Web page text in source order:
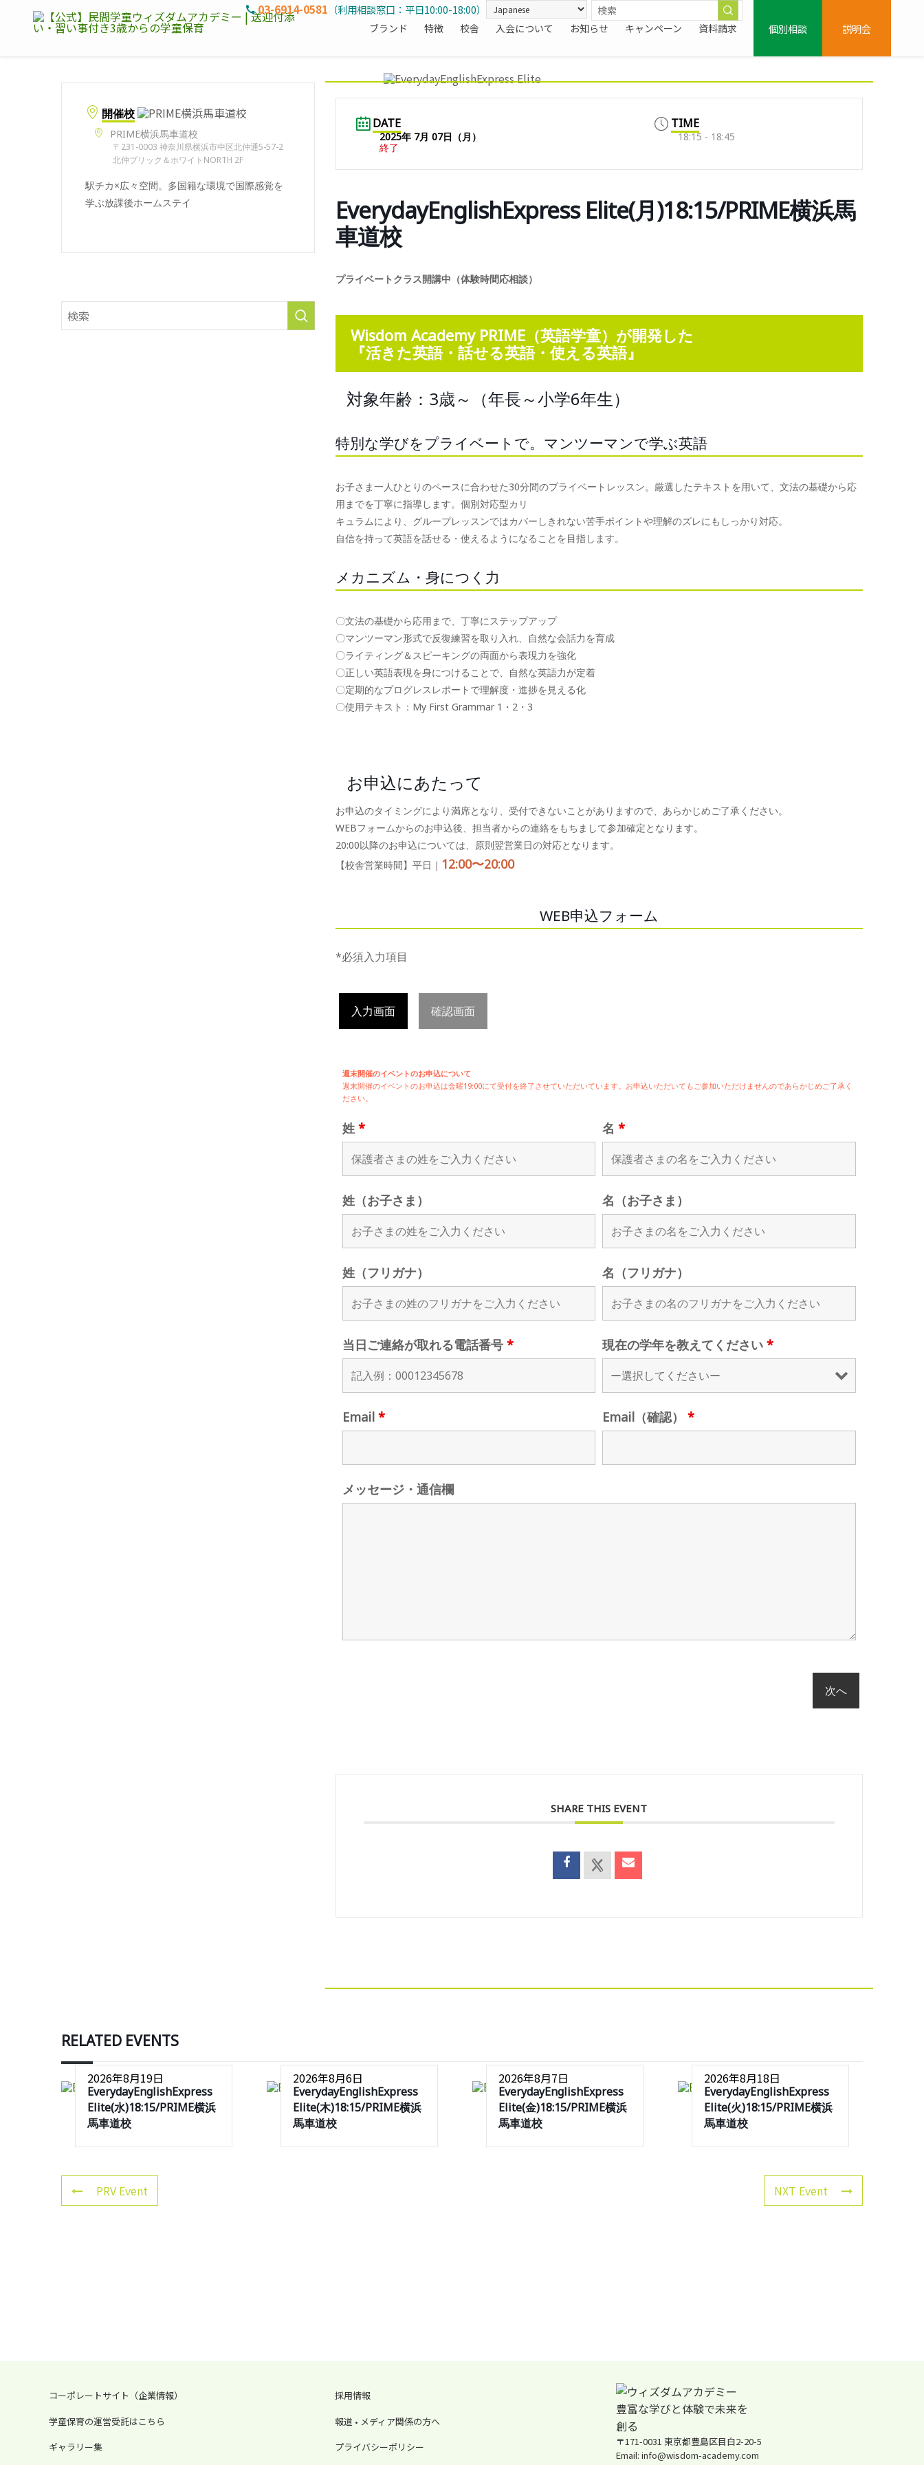
ブランド 特徴 校舎 入会について お知らせ キャンペーン 資料請求
03-6914-0581 （利用相談窓口：平日10:00-18:00）
個別相談
説明会
開催校
PRIME横浜馬車道校
〒231-0003 神奈川県横浜市中区北仲通5-57-2
北仲ブリック＆ホワイトNORTH 2F
駅チカ×広々空間。多国籍な環境で国際感覚を
学ぶ放課後ホームステイ
DATE
2025年 7月 07日（月）
終了
TIME
18:15 - 18:45
EverydayEnglishExpress Elite(月)18:15/PRIME横浜馬
車道校
プライベートクラス開講中（体験時間応相談）
Wisdom Academy PRIME（英語学童）が開発した
『活きた英語・話せる英語・使える英語』
対象年齢：3歳～（年長～小学6年生）
特別な学びをプライベートで。マンツーマンで学ぶ英語
お子さま一人ひとりのペースに合わせた30分間のプライベートレッスン。厳選したテキストを用いて、文法の基礎から応
用までを丁寧に指導します。個別対応型カリ
キュラムにより、グループレッスンではカバーしきれない苦手ポイントや理解のズレにもしっかり対応。
自信を持って英語を話せる・使えるようになることを目指します。
メカニズム・身につく力
〇文法の基礎から応用まで、丁寧にステップアップ
〇マンツーマン形式で反復練習を取り入れ、自然な会話力を育成
〇ライティング＆スピーキングの両面から表現力を強化
〇正しい英語表現を身につけることで、自然な英語力が定着
〇定期的なプログレスレポートで理解度・進捗を見える化
〇使用テキスト：My First Grammar 1・2・3
お申込にあたって
お申込のタイミングにより満席となり、受付できないことがありますので、あらかじめご了承ください。
WEBフォームからのお申込後、担当者からの連絡をもちまして参加確定となります。
20:00以降のお申込については、原則翌営業日の対応となります。
【校舎営業時間】平日｜ 12:00〜20:00
WEB申込フォーム
*必須入力項目
入力画面 確認画面
週末開催のイベントのお申込について
週末開催のイベントのお申込は金曜19:00にて受付を終了させていただいています。お申込いただいてもご参加いただけませんのであらかじめご了承く
ださい。
姓 * 名*
姓（お子さま） 名（お子さま）
姓（フリガナ） 名（フリガナ）
当日ご連絡が取れる電話番号 * 現在の学年を教えてください*
Email * Email（確認）*
メッセージ・通信欄
SHARE THIS EVENT
RELATED EVENTS
2026年8月19日
EverydayEnglishExpress
Elite(水)18:15/PRIME横浜
馬車道校
2026年8月6日
EverydayEnglishExpress
Elite(木)18:15/PRIME横浜
馬車道校
2026年8月7日
EverydayEnglishExpress
Elite(金)18:15/PRIME横浜
馬車道校
2026年8月18日
EverydayEnglishExpress
Elite(火)18:15/PRIME横浜
馬車道校
PRV Event NXT Event
コーポレートサイト（企業情報）
学童保育の運営受託はこちら
ギャラリー集
採用情報
報道 • メディア関係の方へ
プライバシーポリシー
〒171-0031 東京都豊島区目白2-20-5
Email: info@wisdom-academy.com